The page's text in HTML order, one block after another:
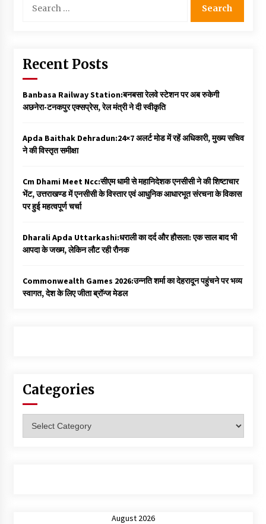
for:
Recent Posts
Banbasa Railway Station:बनबसा रेलवे स्टेशन पर अब रुकेगी
अछनेरा-टनकपुर एक्सप्रेस, रेल मंत्री ने दी स्वीकृति
Apda Baithak Dehradun:24×7 अलर्ट मोड में रहें अधिकारी, मुख्य सचिव
ने की विस्तृत समीक्षा
Cm Dhami Meet Ncc:सीएम धामी से महानिदेशक एनसीसी ने की शिष्टाचार
भेंट, उत्तराखण्ड में एनसीसी के विस्तार एवं आधुनिक आधारभूत संरचना के विकास
पर हुई महत्वपूर्ण चर्चा
Dharali Apda Uttarkashi:धराली का दर्द और हौसला: एक साल बाद भी
आपदा के जख्म, लेकिन लौट रही रौनक
Commonwealth Games 2026:उन्नति शर्मा का देहरादून पहुंचने पर भव्य
स्वागत, देश के लिए जीता ब्रॉन्ज मेडल
Categories
August 2026